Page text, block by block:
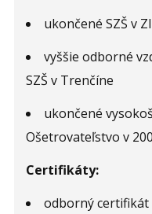
ukončené SZŠ v
vyššie odborné
SZŠ v Trenčíne
ukončené
Ošetrovateľstvo v
Certifikáty:
odborný certifikát